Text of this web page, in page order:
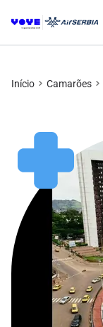
Início Camarões